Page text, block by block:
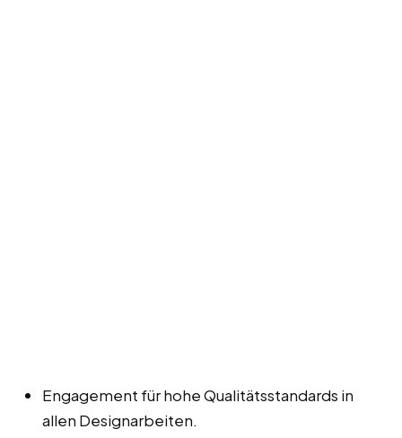
Engagement für hohe Qualitätsstandards in
allen Designarbeiten.